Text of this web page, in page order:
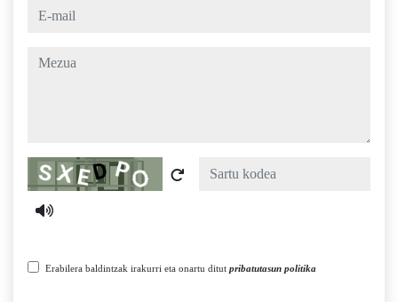
e-mail
mezua
Captcha
Erabilera baldintzak irakurri eta onartu ditut pribatutasun politika